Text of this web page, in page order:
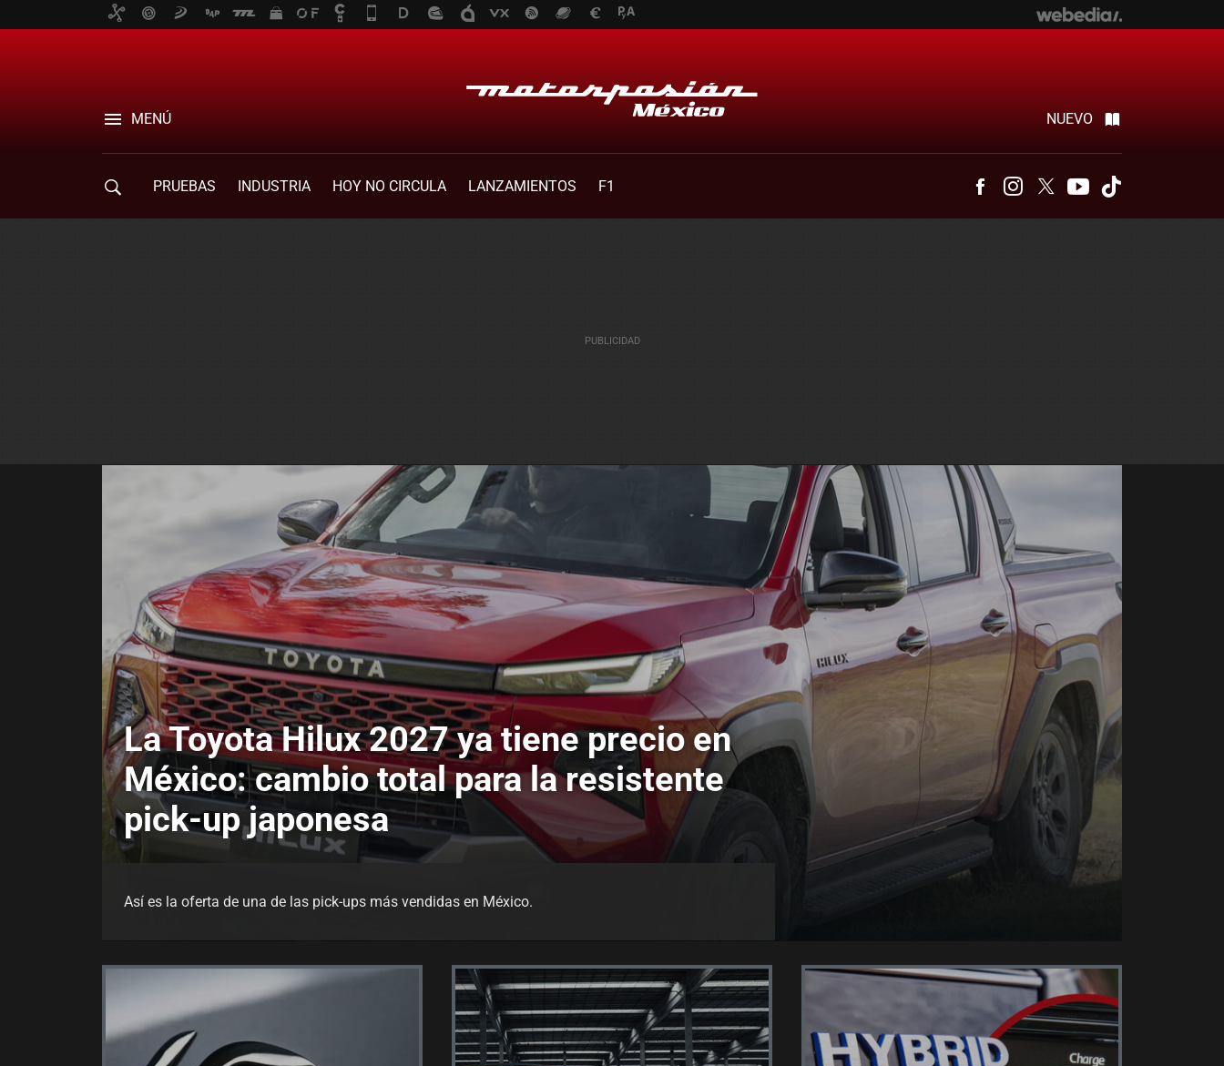
MENÚ NUEVO
PRUEBAS INDUSTRIA HOY NO CIRCULA LANZAMIENTOS F1 FacebookInstagram
Twitter Youtube
La Toyota Hilux 2027 ya tiene precio en
México: cambio total para la resistente
pick-up japonesa
Así es la oferta de una de las pick-ups más vendidas en México.